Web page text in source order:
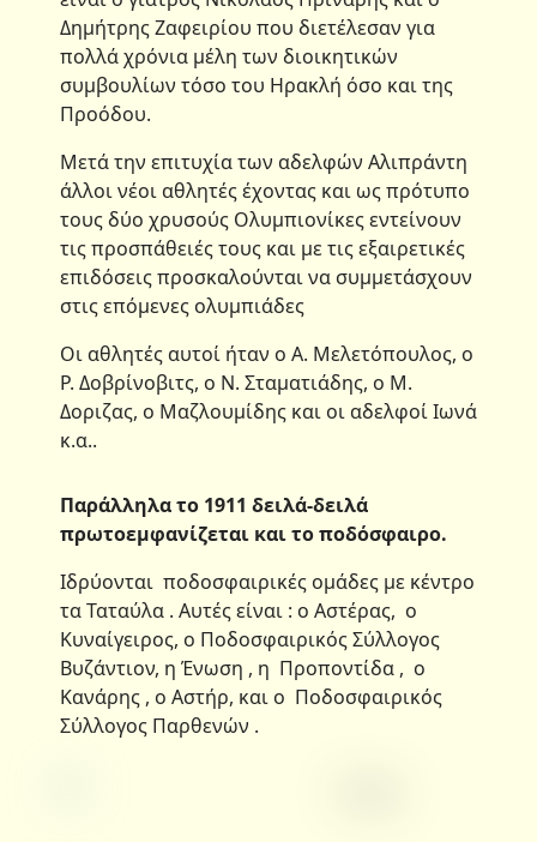
Δημήτρης Ζαφειρίου που διετέλεσαν για
πολλά χρόνια μέλη των διοικητικών
συμβουλίων τόσο του Ηρακλή όσο και της
Προόδου.
Μετά την επιτυχία των αδελφών Αλιπράντη
άλλοι νέοι αθλητές έχοντας και ως πρότυπο
τους δύο χρυσούς Ολυμπιονίκες εντείνουν
τις προσπάθειές τους και με τις εξαιρετικές
επιδόσεις προσκαλούνται να συμμετάσχουν
στις επόμενες ολυμπιάδες
Οι αθλητές αυτοί ήταν ο Α. Μελετόπουλος, ο
Ρ. Δοβρίνοβιτς, ο Ν. Σταματιάδης, ο Μ.
Δοριζας, ο Μαζλουμίδης και οι αδελφοί Ιωνά
κ.α..
Παράλληλα το 1911 δειλά-δειλά
πρωτοεμφανίζεται και το ποδόσφαιρο.
Ιδρύονται ποδοσφαιρικές ομάδες με κέντρο
τα Ταταύλα . Αυτές είναι : ο Αστέρας, ο
Κυναίγειρος, ο Ποδοσφαιρικός Σύλλογος
Βυζάντιον, η Ένωση , η Προποντίδα , o
Κανάρης , o Αστήρ, και ο Ποδοσφαιρικός
Σύλλογος Παρθενών .